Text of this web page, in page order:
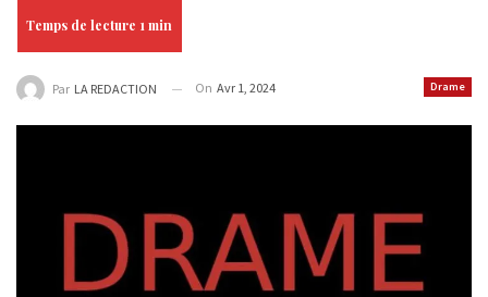
Drame
Par LA REDACTION On Avr 1, 2024